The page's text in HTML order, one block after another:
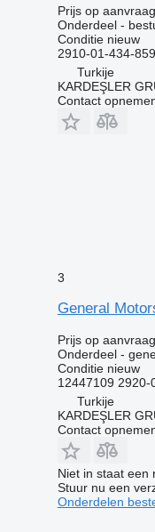
Prijs op aanvraag
Onderdeel -
Conditienieuw
2910-01-434-
Turkije
KARDEŞLER
Contact
3
General
Prijs op aanvraag
Onderdeel -
Conditienieuw
12447109 2920-
Turkije
KARDEŞLER
Contact
Niet in staat een
Stuur nu een
Onderdelen